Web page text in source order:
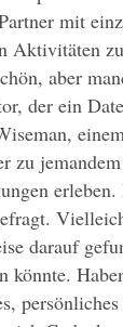
mit
Aktivitäten
aber
der ein
zu
darauf
könnte.